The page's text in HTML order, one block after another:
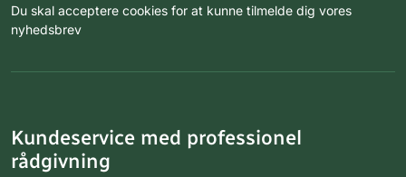
Du skal acceptere cookies for at kunne tilmelde dig vores
nyhedsbrev
Kundeservice med professionel
rådgivning